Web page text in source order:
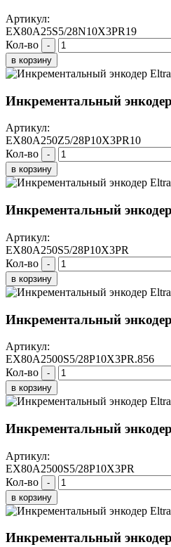
Артикул:
EX80A25S5/28N10X3PR19
Кол-во
-
в корзину
Инкрементальный
Артикул:
EX80A250Z5/28P10X3PR10
Кол-во
-
в корзину
Инкрементальный
Артикул:
EX80A250S5/28P10X3PR
Кол-во
-
в корзину
Инкрементальный
Артикул:
EX80A2500S5/28P10X3PR.856
Кол-во
-
в корзину
Инкрементальный
Артикул:
EX80A2500S5/28P10X3PR
Кол-во
-
в корзину
Инкрементальный